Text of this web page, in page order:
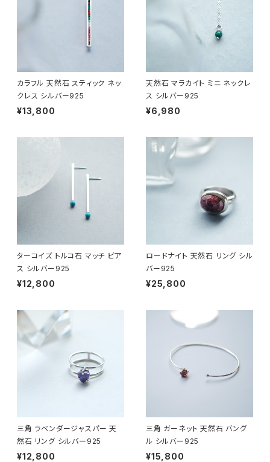
カラフル 天然石 スティック ネッ
クレス シルバー925
¥13,800
天然石 マラカイト ミニ ネックレ
ス シルバー925
¥6,980
ターコイズ トルコ石 マッチ ピア
ス シルバー925
¥12,800
ロードナイト 天然石 リング シル
バー925
¥25,800
三角 ラベンダージャスパー 天
然石 リング シルバー925
¥12,800
三角 ガーネット 天然石 バング
ル シルバー925
¥15,800